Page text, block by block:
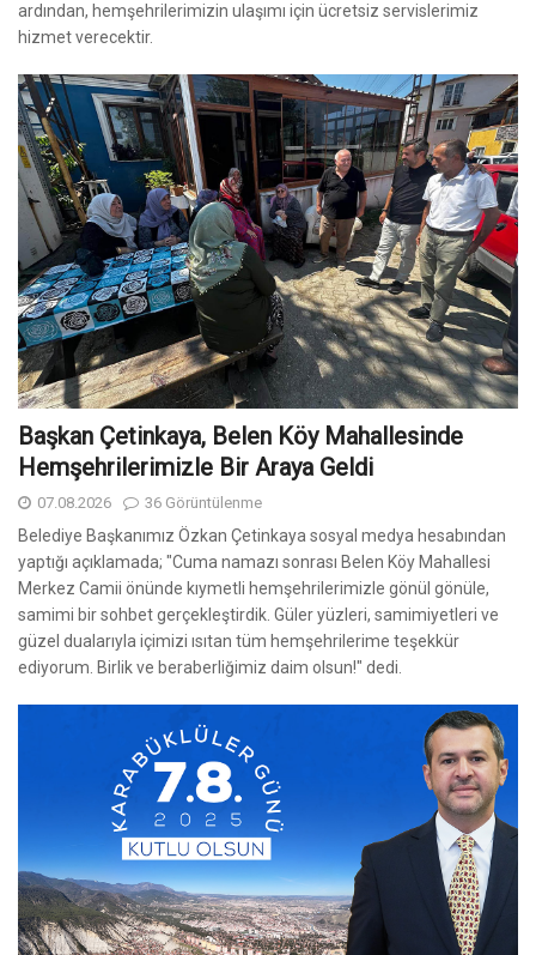
ardından, hemşehrilerimizin ulaşımı için ücretsiz servislerimiz
hizmet verecektir.
Başkan Çetinkaya, Belen Köy Mahallesinde
Hemşehrilerimizle Bir Araya Geldi
07.08.2026 36 Görüntülenme
Belediye Başkanımız Özkan Çetinkaya sosyal medya hesabından
yaptığı açıklamada; "Cuma namazı sonrası Belen Köy Mahallesi
Merkez Camii önünde kıymetli hemşehrilerimizle gönül gönüle,
samimi bir sohbet gerçekleştirdik. Güler yüzleri, samimiyetleri ve
güzel dualarıyla içimizi ısıtan tüm hemşehrilerime teşekkür
ediyorum. Birlik ve beraberliğimiz daim olsun!" dedi.